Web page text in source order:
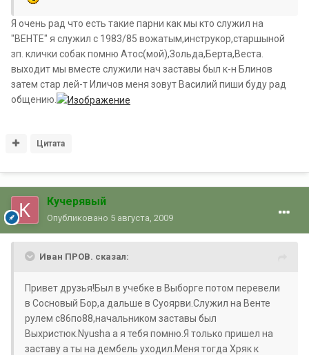
Я очень рад что есть такие парни как мы кто служил на
"ВЕНТЕ" я служил с 1983/85 вожатым,инструкор,старшыной
зп. клички собак помню Атос(мой),Зольда,Берта,Веста.
выходит мы вместе служили нач заставы был к-н Блинов
затем стар лей-т Иличов меня зовут Василий пиши буду рад
общению.
Цитата
Кучерявый
Опубликовано 5 августа, 2009
Иван ПРОВ. сказал:
Привет друзья!Был в учебке в Выборге потом перевели
в Сосновый Бор,а дальше в Суоярви.Служил на Венте
рулем с86по88,начальником заставы был
Выхристюк.Nyusha а я тебя помню.Я только пришел на
заставу а ты на дембель уходил.Меня тогда Хряк к